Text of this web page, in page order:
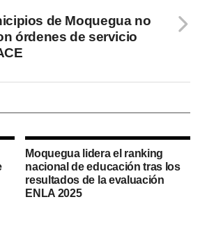
de Moquegua no
órdenes de servicio
Moquegua lidera el ranking
nacional de educación tras los
resultados de la evaluación
ENLA 2025